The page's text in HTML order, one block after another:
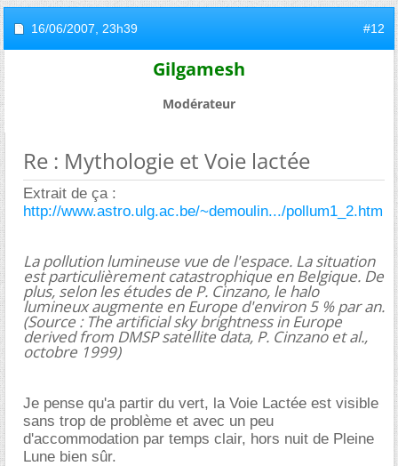
16/06/2007, 23h39 #12
Gilgamesh
Modérateur
Re : Mythologie et Voie lactée
Extrait de ça :
http://www.astro.ulg.ac.be/~demoulin.../pollum1_2.htm
La pollution lumineuse vue de l'espace. La situation
est particulièrement catastrophique en Belgique. De
plus, selon les études de P. Cinzano, le halo
lumineux augmente en Europe d'environ 5 % par an.
(Source : The artificial sky brightness in Europe
derived from DMSP satellite data, P. Cinzano et al.,
octobre 1999)
Je pense qu'a partir du vert, la Voie Lactée est visible
sans trop de problème et avec un peu
d'accommodation par temps clair, hors nuit de Pleine
Lune bien sûr.